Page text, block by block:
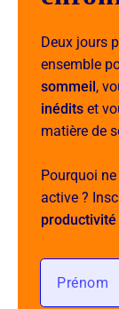
Deux jours
ensemble
sommeil,
inédits et
matière de
Pourquoi
active ?
productivité